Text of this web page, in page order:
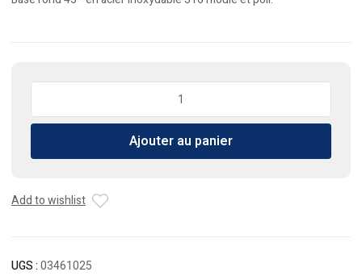
Base
45°
en
Ajouter au panier
Add to wishlist
UGS :03461025